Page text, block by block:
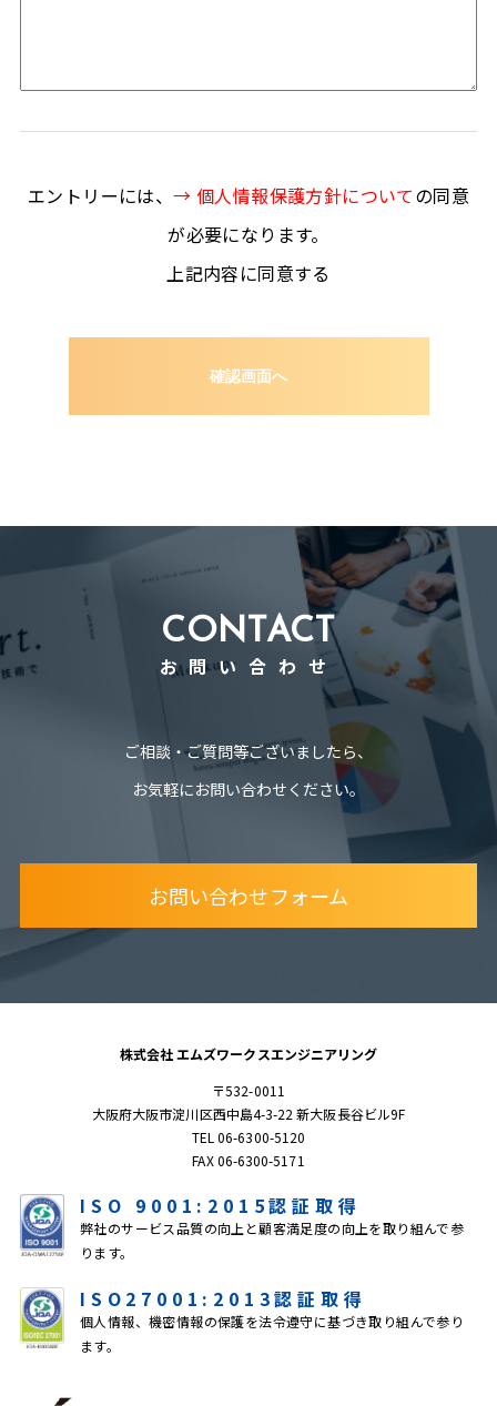
エントリーには、→ 個人情報保護方針についての同意
が必要になります。
上記内容に同意する
CONTACT
お問い合わせ
ご相談・ご質問等ございましたら、
お気軽にお問い合わせください。
お問い合わせフォーム
株式会社 エムズワークスエンジニアリング
〒532-0011
大阪府大阪市淀川区西中島4-3-22 新大阪長谷ビル9F
TEL 06-6300-5120
FAX 06-6300-5171
ISO 9001:2015認証取得
弊社のサービス品質の向上と顧客満足度の向上を取り組んで参
ります。
ISO27001:2013認証取得
個人情報、機密情報の保護を法令遵守に基づき取り組んで参り
ます。